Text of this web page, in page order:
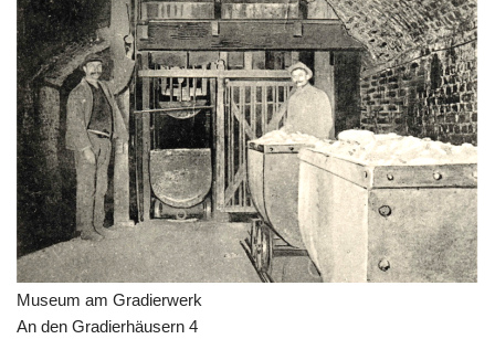
Museum am Gradierwerk
An den Gradierhäusern 4